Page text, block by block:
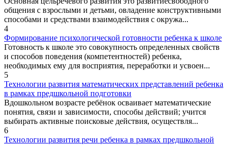
общения с взрослыми и детьми, овладение конструктивными
способами и средствами взаимодействия с окружа...
4
Формирование психологической готовности ребенка к школе
Готовность к школе это совокупность определенных свойств
и способов поведения (компетентностей) ребенка,
необходимых ему для восприятия, переработки и усвоен...
5
Технологии развития математических представлений ребенка
в рамках предшкольной подготовки
Вдошкольном возрасте ребёнок осваивает математические
понятия, связи и зависимости, способы действий; учится
выбирать активные поисковые действия, осуществля...
6
Технологии развития речи ребенка в рамках предшкольной